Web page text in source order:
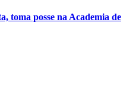
posse na Academia de